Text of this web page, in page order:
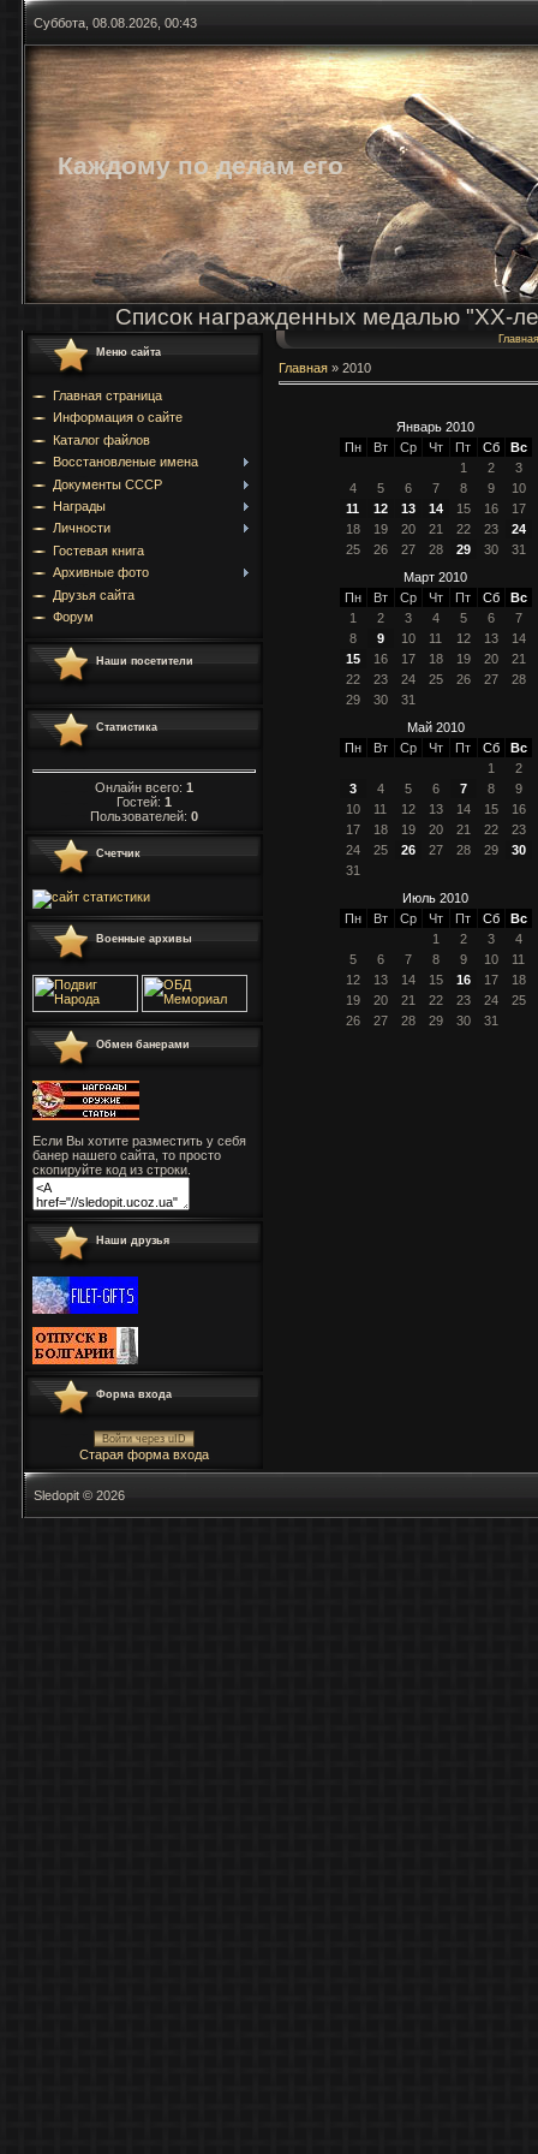
Суббота, 08.08.2026, 00:43
Каждому по делам его
Список награжденных медалью "ХХ-
Меню сайта
Главная страница
Информация о сайте
Каталог файлов
Восстановленые имена
Документы СССР
Награды
Личности
Гостевая книга
Архивные фото
Друзья сайта
Форум
Наши посетители
Статистика
Онлайн всего: 1
Гостей: 1
Пользователей: 0
Счетчик
Военные архивы
Обмен банерами
Если Вы хотите разместить у себя
банер нашего сайта, то просто
скопируйте код из строки.
Наши друзья
Форма входа
Войти через uID
Старая форма входа
Главная
Главная » 2010
Январь 2010
Пн
Вт Ср Чт Пт Сб
Вс
1
2
3
4
5 6 7 8 9
10
11
12 13 14 15 16
17
18
19 20 21 22 23
24
25
26 27 28 29 30
31
Март 2010
Пн
Вт Ср Чт Пт Сб
Вс
1
2 3 4 5 6
7
8
9 10 11 12 13
14
15
16 17 18 19 20
21
22
23 24 25 26 27
28
29
30
31
Май 2010
Пн
Вт Ср Чт Пт Сб
Вс
1
2
3
4 5 6 7 8
9
10
11 12 13 14 15
16
17
18 19 20 21 22
23
24
25 26 27 28 29
30
31
Июль 2010
Пн
Вт Ср Чт Пт Сб
Вс
1
2 3
4
5
6 7 8 9 10
11
12
13 14 15 16 17
18
19
20 21 22 23 24
25
26
27 28 29 30 31
Sledopit © 2026